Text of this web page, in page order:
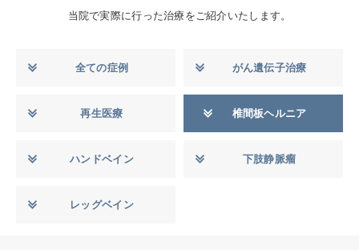
当院で実際に行った治療をご紹介いたします。
全ての症例 がん遺伝子治療
再生医療 椎間板ヘルニア
ハンドベイン 下肢静脈瘤
レッグベイン